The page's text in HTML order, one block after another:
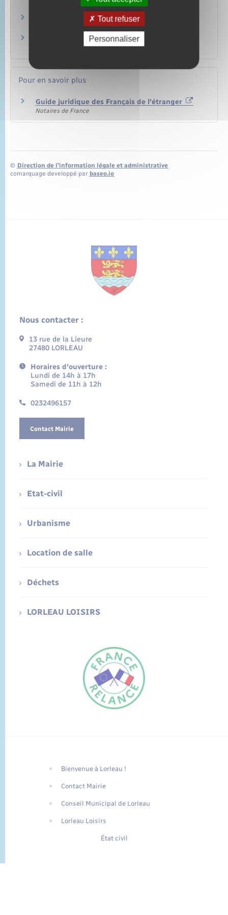
Traduction du
FR
Famille – Scolarité
Contrat de mariage
Famille – Scolarité
Séparation de corps
Famille – Scolarité
Pour en savoir plus
Guide juridique des Français de l'étranger
Notaires de France
© Direction de l’information légale et administrative
comarquage developpé par baseo.io
Nous contacter :
13 rue de la Lieure
27480 LORLEAU
Horaires d'ouverture :
Lundi de 14h à 17h
Samedi de 11h à 12h
0232496157
Contact Mairie
La Mairie
Etat-civil
Urbanisme
Location de salle
Déchets
LORLEAU LOISIRS
Bienvenue à Lorleau !
Contact Mairie
Conseil Municipal de Lorleau
Lorleau Loisirs
État civil
Tout refuser
Personnaliser